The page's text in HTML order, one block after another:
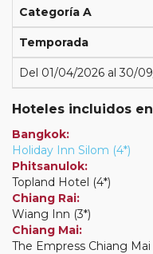
Categoría A
Temporada
Del 01/04/2026 al 30/
Hoteles incluidos
Bangkok:
Holiday Inn Silom (4*)
Phitsanulok:
Topland Hotel (4*)
Chiang Rai:
Wiang Inn (3*)
Chiang Mai:
The Empress Chiang